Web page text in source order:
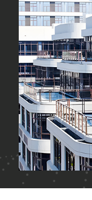
智能算法与温度补偿
量，可稳定接入PLC/
耗、实现智能制造与
心，集研发、生产、...